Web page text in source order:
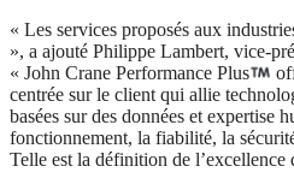
« Les services proposés aux
», a ajouté Philippe Lambert, vice-
« John Crane Performance Plus
centrée sur le client qui allie
basées sur des données et expertise
fonctionnement, la fiabilité, la
Telle est la définition de l’excellence